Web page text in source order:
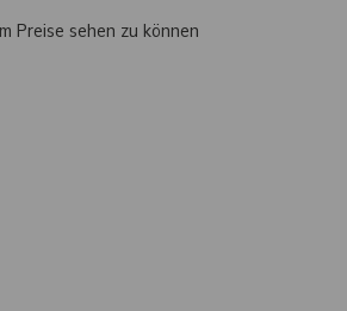
Preise sehen zu können